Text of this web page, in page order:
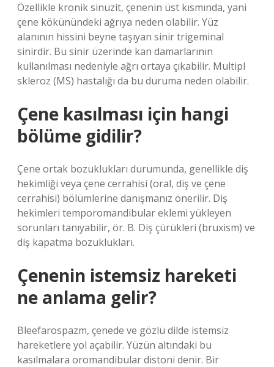
Özellikle kronik sinüzit, çenenin üst kısmında, yani
çene kökünündeki ağrıya neden olabilir. Yüz
alanının hissini beyne taşıyan sinir trigeminal
sinirdir. Bu sinir üzerinde kan damarlarının
kullanılması nedeniyle ağrı ortaya çıkabilir. Multipl
skleroz (MS) hastalığı da bu duruma neden olabilir.
Çene kasılması için hangi
bölüme gidilir?
Çene ortak bozuklukları durumunda, genellikle diş
hekimliği veya çene cerrahisi (oral, diş ve çene
cerrahisi) bölümlerine danışmanız önerilir. Diş
hekimleri temporomandibular eklemi yükleyen
sorunları tanıyabilir, ör. B. Diş çürükleri (bruxism) ve
diş kapatma bozuklukları.
Çenenin istemsiz hareketi
ne anlama gelir?
Bleefarospazm, çenede ve gözlü dilde istemsiz
hareketlere yol açabilir. Yüzün altındaki bu
kasılmalara oromandibular distoni denir. Bir